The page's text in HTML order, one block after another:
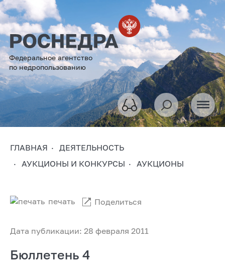
Федеральное агентство
по недропользованию
ГЛАВНАЯ
ДЕЯТЕЛЬНОСТЬ
АУКЦИОНЫ И КОНКУРСЫ
АУКЦИОНЫ
Дата публикации: 28 февраля 2011
печать Поделиться
Бюллетень 4